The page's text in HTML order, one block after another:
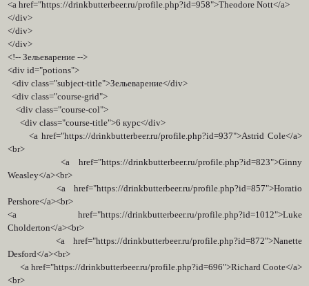
<a href="https://drinkbutterbeer.ru/profile.php?id=958">Theodore Nott</a>
</div>
</div>
</div>
<!-- Зельеварение -->
<div id="potions">
<div class="subject-title">Зельеварение</div>
<div class="course-grid">
<div class="course-col">
<div class="course-title">6 курс</div>
<a href="https://drinkbutterbeer.ru/profile.php?id=937">Astrid Cole</a>
<br>
<a href="https://drinkbutterbeer.ru/profile.php?id=823">Ginny
Weasley</a><br>
<a href="https://drinkbutterbeer.ru/profile.php?id=857">Horatio
Pershore</a><br>
<a href="https://drinkbutterbeer.ru/profile.php?id=1012">Luke
Cholderton</a><br>
<a href="https://drinkbutterbeer.ru/profile.php?id=872">Nanette
Desford</a><br>
<a href="https://drinkbutterbeer.ru/profile.php?id=696">Richard Coote</a>
<br>